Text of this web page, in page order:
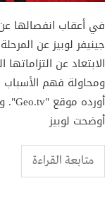
في أعقاب انفصالها
جينيفر لوبيز عن
الابتعاد عن
ومحاولة فهم الأسباب
أوضحت لوبيز
متابعة القراءة